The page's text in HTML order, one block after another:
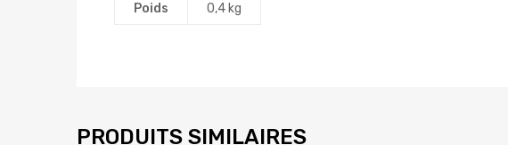
Poids 0,4 kg
PRODUITS SIMILAIRES